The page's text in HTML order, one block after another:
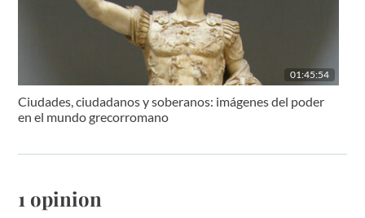
01:45:54
Ciudades, ciudadanos y soberanos: imágenes del poder
en el mundo grecorromano
1 opinion